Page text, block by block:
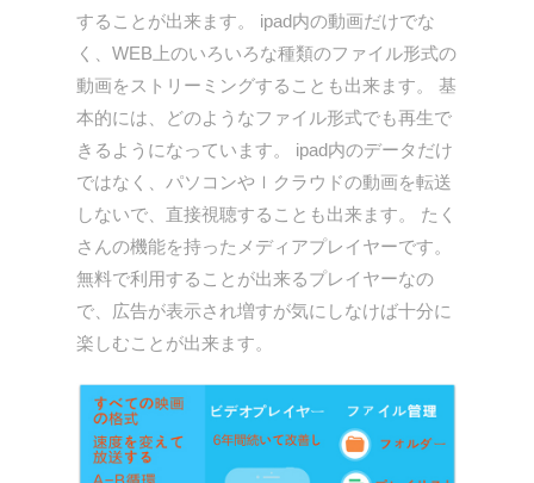
することが出来ます。 ipad内の動画だけでな
く、WEB上のいろいろな種類のファイル形式の
動画をストリーミングすることも出来ます。 基
本的には、どのようなファイル形式でも再生で
きるようになっています。 ipad内のデータだけ
ではなく、パソコンやｌクラウドの動画を転送
しないで、直接視聴することも出来ます。 たく
さんの機能を持ったメディアプレイヤーです。
無料で利用することが出来るプレイヤーなの
で、広告が表示され増すが気にしなけば十分に
楽しむことが出来ます。